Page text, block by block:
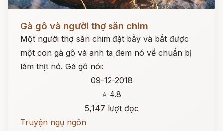
Gà gô và người thợ săn chim
Một người thợ săn chim đặt bẫy và bắt được
một con gà gô và anh ta đem nó về chuẩn bị
làm thịt nó. Gà gô nói:
09-12-2018
⭐ 4.8
5,147 lượt đọc
Truyện ngụ ngôn